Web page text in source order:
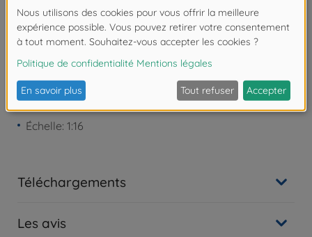
Détails
Échelle: 1:16
Téléchargements
Les avis